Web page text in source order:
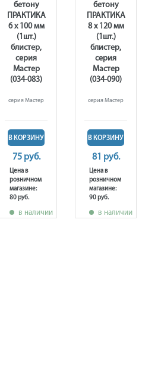
бетону
ПРАКТИКА
6 х 100 мм
(1шт.)
блистер,
серия
Мастер
(034-083)
серия Мастер
В КОРЗИНУ
75 руб.
Цена в
розничном
магазине:
80 руб.
в наличии
бетону
ПРАКТИКА
8 х 120 мм
(1шт.)
блистер,
серия
Мастер
(034-090)
серия Мастер
В КОРЗИНУ
81 руб.
Цена в
розничном
магазине:
90 руб.
в наличии